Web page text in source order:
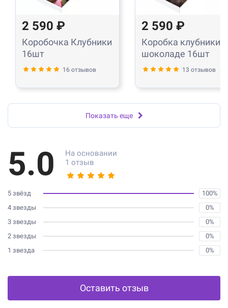
2 590 ₽
Коробочка Клубники
16шт
16 отзывов
2 590 ₽
Коробка клубники в
шоколаде 16шт
13 отзывов
Показать еще
5.0
На основании
1 отзыв
5 звёзд
100%
4 звезды
0%
3 звезды
0%
2 звезды
0%
1 звезда
0%
Оставить отзыв